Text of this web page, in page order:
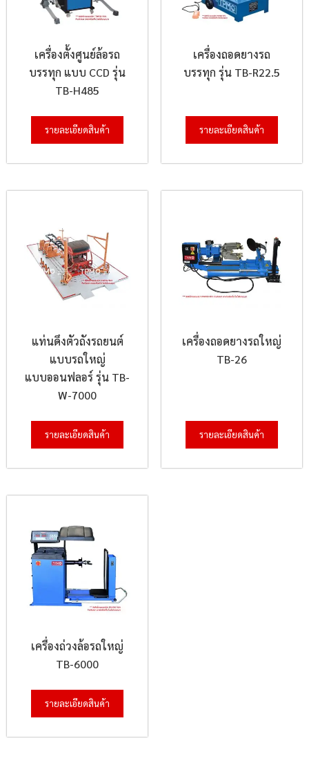
เครื่องตั้งศูนย์ล้อรถ
บรรทุก แบบ CCD รุ่น
TB-H485
รายละเอียดสินค้า
เครื่องถอดยางรถ
บรรทุก รุ่น TB-R22.5
รายละเอียดสินค้า
แท่นดึงตัวถังรถยนต์
แบบรถใหญ่
แบบออนฟลอร์ รุ่น TB-
W-7000
รายละเอียดสินค้า
เครื่องถอดยางรถใหญ่
TB-26
รายละเอียดสินค้า
เครื่องถ่วงล้อรถใหญ่
TB-6000
รายละเอียดสินค้า